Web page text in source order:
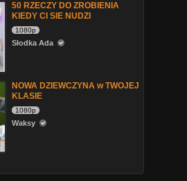
50 RZECZY DO ZROBIENIA
KIEDY CI SIE NUDZI
1080p
Słodka Ada
NOWA DZIEWCZYNA w TWOJEJ
KLASIE
1080p
Waksy